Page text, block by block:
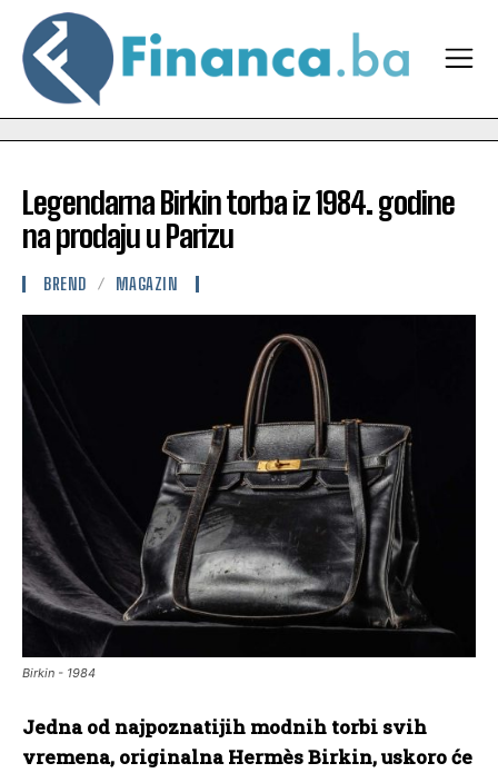
Legendarna Birkin torba iz 1984. godine
na prodaju u Parizu
BREND MAGAZIN
Birkin - 1984
Jedna od najpoznatijih modnih torbi svih
vremena, originalna Hermès Birkin, uskoro će